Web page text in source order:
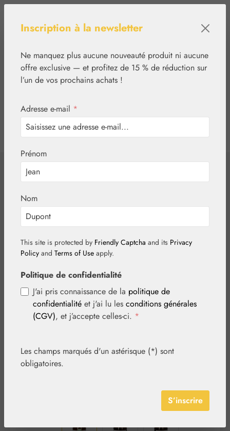
tcinn-a11y-toolbar.show
Aqua Rosae
Ignorer la galerie d'images
Inscription à la newsletter
Ne manquez plus aucune nouveauté produit ni aucune
offre exclusive — et profitez de 15 % de réduction sur
l’un de vos prochains achats !
Adresse e-mail *
Prénom
Nom
This site is protected by Friendly Captcha and its Privacy
Policy and Terms of Use apply.
Politique de confidentialité
J'ai pris connaissance de la politique de
confidentialité et j'ai lu les conditions générales
(CGV), et j’accepte celles-ci. *
Les champs marqués d'un astérisque (*) sont
obligatoires.
S’inscrire